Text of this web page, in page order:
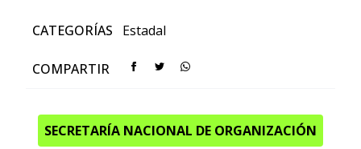
CATEGORÍAS Estadal
COMPARTIR
SECRETARÍA NACIONAL DE ORGANIZACIÓN